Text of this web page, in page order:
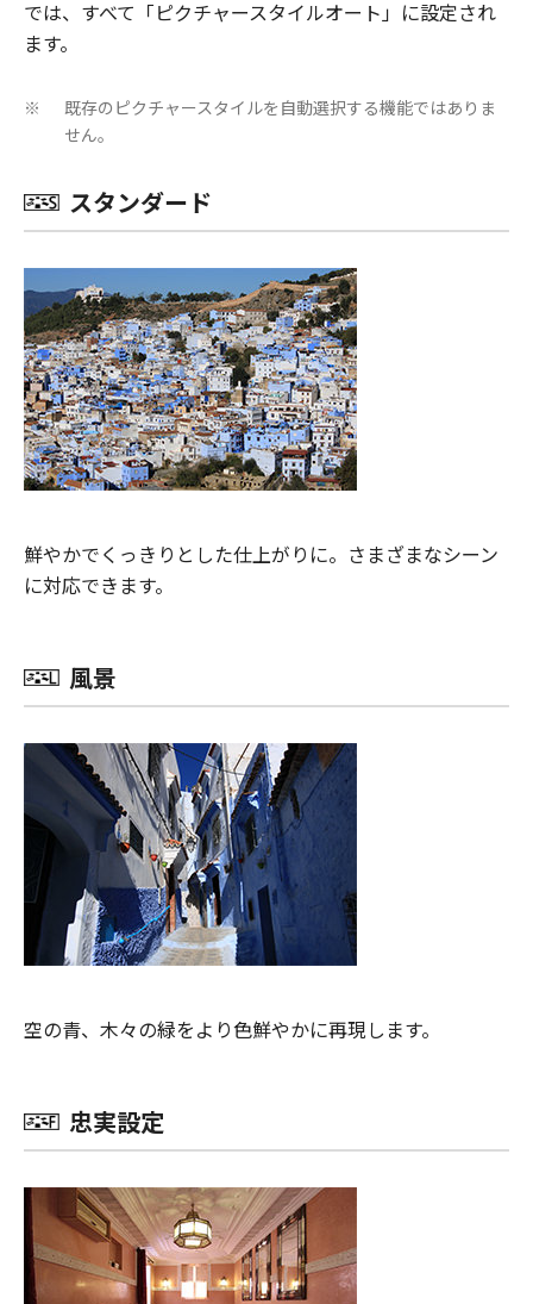
では、すべて「ピクチャースタイルオート」に設定され
ます。
※
既存のピクチャースタイルを自動選択する機能ではありま
せん。
スタンダード
鮮やかでくっきりとした仕上がりに。さまざまなシーン
に対応できます。
風景
空の青、木々の緑をより色鮮やかに再現します。
忠実設定